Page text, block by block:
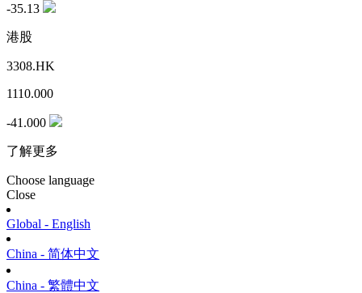
-35.13
港股
3308.HK
1110.000
-41.000
了解更多
Choose language
Close
Global - English
China - 简体中文
China - 繁體中文